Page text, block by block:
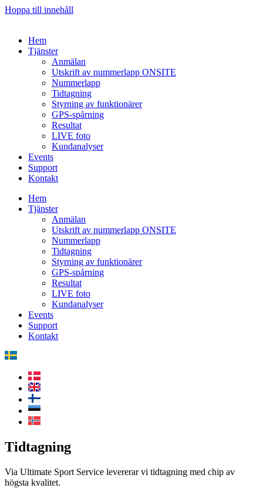
Hoppa till innehåll
Hem
Tjänster
Anmälan
Utskrift av nummerlapp ONSITE
Nummerlapp
Tidtagning
Styrning av funktionärer
GPS-spårning
Resultat
LIVE foto
Kundanalyser
Events
Support
Kontakt
Hem
Tjänster
Anmälan
Utskrift av nummerlapp ONSITE
Nummerlapp
Tidtagning
Styrning av funktionärer
GPS-spårning
Resultat
LIVE foto
Kundanalyser
Events
Support
Kontakt
Tidtagning
Via Ultimate Sport Service levererar vi tidtagning med chip av
högsta kvalitet.